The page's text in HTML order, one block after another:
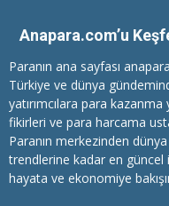
Anapara.com’u
Paranın ana sayfası
Türkiye ve dünya
yatırımcılara para kazanma
fikirleri ve para harcama
Paranın merkezinden
trendlerine kadar en güncel
hayata ve ekonomiye